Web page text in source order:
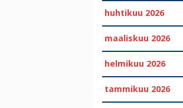
huhtikuu 2026
maaliskuu 2026
helmikuu 2026
tammikuu 2026